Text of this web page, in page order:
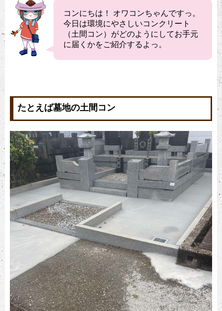
コンにちは！ オワコンちゃんですっ。
今日は環境にやさしいコンクリート
（土間コン）がどのようにしてお手元
に届くかをご紹介するよっ。
たとえば墓地の土間コン